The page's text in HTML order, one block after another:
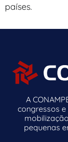
países.
A
congressos
pequenas